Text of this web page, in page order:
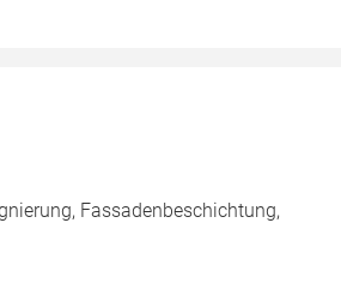
Fassadenbeschichtung,